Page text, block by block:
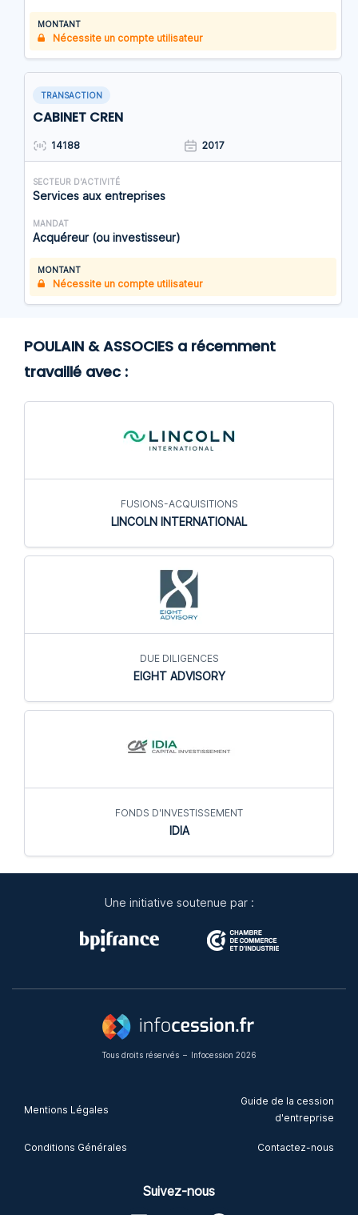
MONTANT
Nécessite un compte utilisateur
TRANSACTION
CABINET CREN
14188 2017
SECTEUR D'ACTIVITÉ
Services aux entreprises
MANDAT
Acquéreur (ou investisseur)
MONTANT
Nécessite un compte utilisateur
POULAIN & ASSOCIES a récemment
travaillé avec :
FUSIONS-ACQUISITIONS
LINCOLN INTERNATIONAL
DUE DILIGENCES
EIGHT ADVISORY
FONDS D'INVESTISSEMENT
IDIA
Une initiative soutenue par :
Mentions Légales
Conditions Générales
Guide de la cession
d'entreprise
Contactez-nous
Tous droits réservés – Infocession 2026
Suivez-nous